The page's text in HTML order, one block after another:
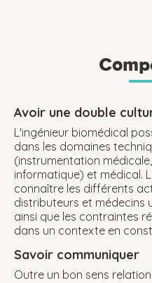
Avoir une double
L'ingénieur biomédical
dans les domaines
(instrumentation
informatique) et médical.
connaître les différents
distributeurs et médecins
ainsi que les contraintes
dans un contexte en
Savoir communiquer
Outre un bon sens